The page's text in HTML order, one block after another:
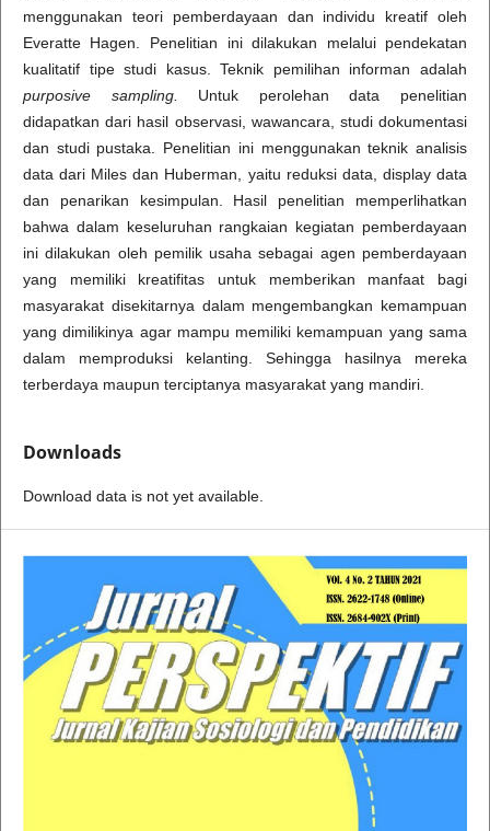
menggunakan teori pemberdayaan dan individu kreatif oleh
Everatte Hagen. Penelitian ini dilakukan melalui pendekatan
kualitatif tipe studi kasus. Teknik pemilihan informan adalah
purposive sampling. Untuk perolehan data penelitian
didapatkan dari hasil observasi, wawancara, studi dokumentasi
dan studi pustaka. Penelitian ini menggunakan teknik analisis
data dari Miles dan Huberman, yaitu reduksi data, display data
dan penarikan kesimpulan. Hasil penelitian memperlihatkan
bahwa dalam keseluruhan rangkaian kegiatan pemberdayaan
ini dilakukan oleh pemilik usaha sebagai agen pemberdayaan
yang memiliki kreatifitas untuk memberikan manfaat bagi
masyarakat disekitarnya dalam mengembangkan kemampuan
yang dimilikinya agar mampu memiliki kemampuan yang sama
dalam memproduksi kelanting. Sehingga hasilnya mereka
terberdaya maupun terciptanya masyarakat yang mandiri.
Downloads
Download data is not yet available.